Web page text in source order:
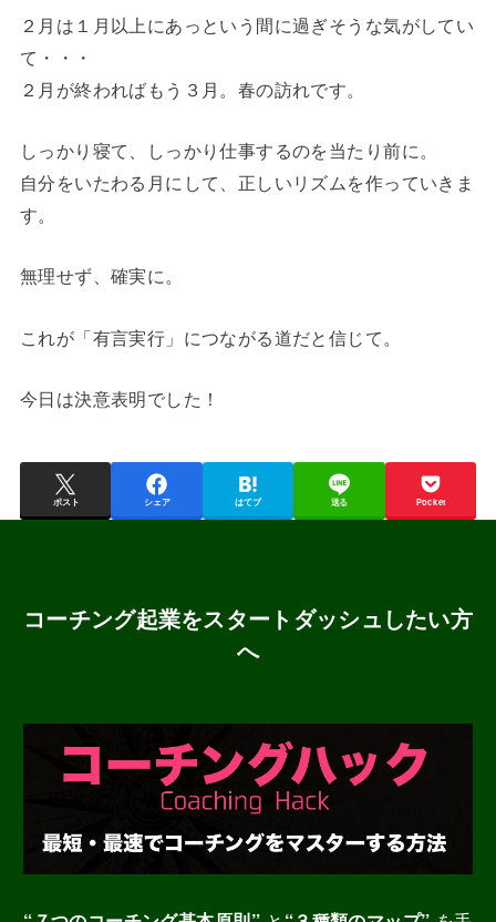
２月は１月以上にあっという間に過ぎそうな気がしてい
て・・・
２月が終わればもう３月。春の訪れです。
しっかり寝て、しっかり仕事するのを当たり前に。
自分をいたわる月にして、正しいリズムを作っていきま
す。
無理せず、確実に。
これが「有言実行」につながる道だと信じて。
今日は決意表明でした！
ポスト シェア はてブ 送る Pocket
コーチング起業をスタートダッシュしたい方
へ